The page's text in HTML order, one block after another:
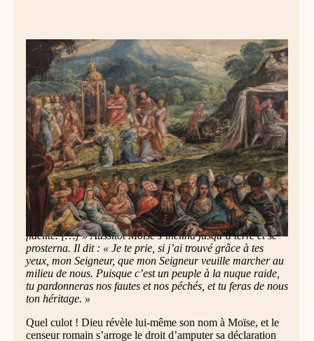
Le Tintoret, Adoration du veau d'or, vers 1560, National Gallery of Art,
Washington DC (USA) © Lawrence Lew, OP
Dieu proclame son Nom (Exode 34,4b-6.8-9)
Moïse se leva de bon matin, et il gravit la montagne du
Sinaï comme le Seigneur le lui avait ordonné. Il prit avec
lui deux tables de pierre. Le Seigneur descendit dans la
nuée et vint se placer là, auprès de lui. Il proclama son
nom : le Seigneur. Le Seigneur passa devant lui et
proclama : « Le Seigneur, le Seigneur, Dieu tendre et
miséricordieux, lent à la colère, plein d’amour et de
fidélité. […] » Aussitôt Moïse s’inclina jusqu’à terre et se
prosterna. Il dit : « Je te prie, si j’ai trouvé grâce à tes
yeux, mon Seigneur, que mon Seigneur veuille marcher au
milieu de nous. Puisque c’est un peuple à la nuque raide,
tu pardonneras nos fautes et nos péchés, et tu feras de nous
ton héritage. »
Quel culot ! Dieu révèle lui-même son nom à Moïse, et le
censeur romain s’arroge le droit d’amputer sa déclaration